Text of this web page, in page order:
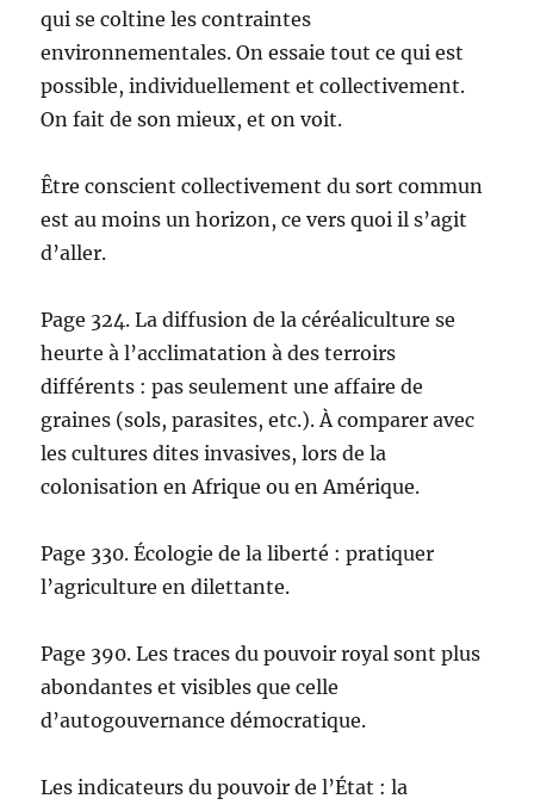
qui se coltine les contraintes
environnementales. On essaie tout ce qui est
possible, individuellement et collectivement.
On fait de son mieux, et on voit.
Être conscient collectivement du sort commun
est au moins un horizon, ce vers quoi il s’agit
d’aller.
Page 324. La diffusion de la céréaliculture se
heurte à l’acclimatation à des terroirs
différents : pas seulement une affaire de
graines (sols, parasites, etc.). À comparer avec
les cultures dites invasives, lors de la
colonisation en Afrique ou en Amérique.
Page 330. Écologie de la liberté : pratiquer
l’agriculture en dilettante.
Page 390. Les traces du pouvoir royal sont plus
abondantes et visibles que celle
d’autogouvernance démocratique.
Les indicateurs du pouvoir de l’État : la